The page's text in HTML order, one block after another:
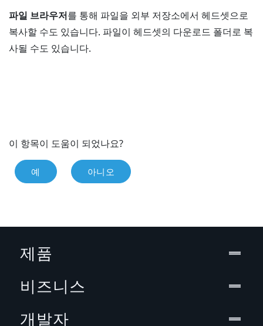
파일 브라우저를 통해 파일을 외부 저장소에서 헤드셋으로
복사할 수도 있습니다. 파일이 헤드셋의 다운로드 폴더로 복
사될 수도 있습니다.
이 항목이 도움이 되었나요?
예 아니오
제품
비즈니스
개발자